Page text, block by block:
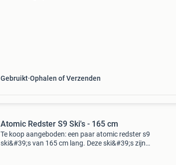
Gebruikt Ophalen of Verzenden
Atomic Redster S9 Ski's - 165 cm
Te koop aangeboden: een paar atomic redster s9
ski&#39;s van 165 cm lang. Deze ski&#39;s zijn